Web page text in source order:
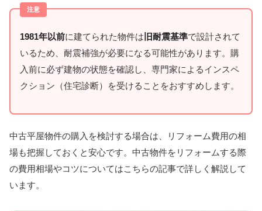
1981年以前に建てられた物件は 旧耐震基準で設計されて
いるため、耐震補強が必要になる可能性があります。購
入前に必ず建物の状態を確認し、専門家によるインスペ
クション（住宅診断）を受けることをおすすめします。
中古平屋物件の購入を検討する場合は、リフォーム費用の相
場も把握しておくと安心です。中古物件をリフォームする際
の費用相場やコツについてはこちらの記事で詳しく解説して
います。